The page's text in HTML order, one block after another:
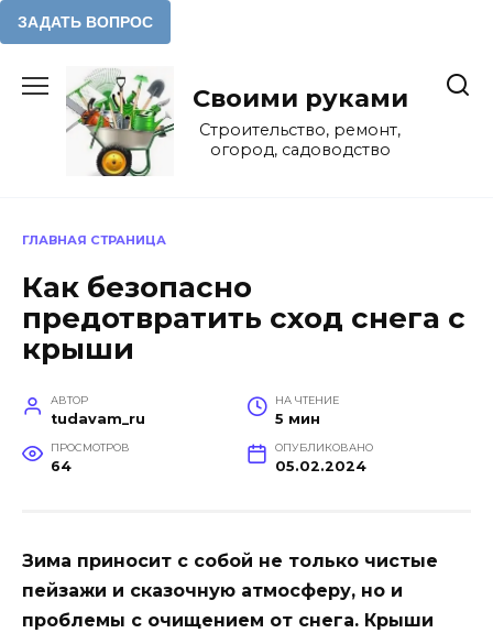
содержанию
Своими руками
Строительство, ремонт,
огород, садоводство
ГЛАВНАЯ СТРАНИЦА
Как безопасно
предотвратить сход снега с
крыши
АВТОР
tudavam_ru
НА ЧТЕНИЕ
5 мин
ПРОСМОТРОВ
64
ОПУБЛИКОВАНО
05.02.2024
Зима приносит с собой не только чистые
пейзажи и сказочную атмосферу, но и
проблемы с очищением от снега. Крыши